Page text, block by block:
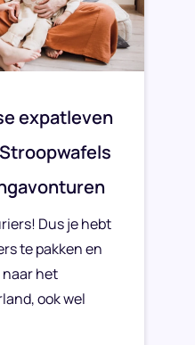
expatleven
Dus je hebt
te pakken en
naar het
ook wel